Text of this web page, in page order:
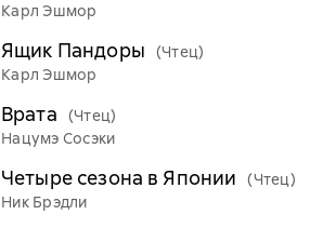
Карл Эшмор
Ящик Пандоры
(Чтец)
Карл Эшмор
Врата
(Чтец)
Нацумэ Сосэки
Четыре сезона в Японии
(Чтец)
Ник Брэдли